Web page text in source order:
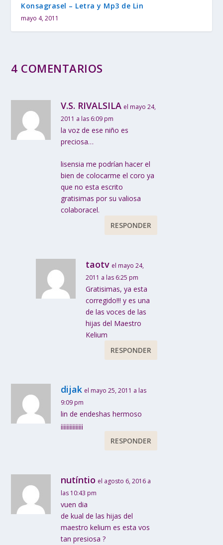
Konsagrasel – Letra y Mp3 de Lin
mayo 4, 2011
4 COMENTARIOS
V.S. RIVALSILA el mayo 24,
2011 a las 6:09 pm
la voz de ese niño es
preciosa…
lisensia me podrían hacer el
bien de colocarme el coro ya
que no esta escrito
gratisimas por su valiosa
colaboracel.
RESPONDER
taotv el mayo 24,
2011 a las 6:25 pm
Gratisimas, ya esta
corregido!!! y es una
de las voces de las
hijas del Maestro
Kelium
RESPONDER
dijak el mayo 25, 2011 a las
9:09 pm
lin de endeshas hermoso
¡¡¡¡¡¡¡¡¡¡¡¡¡¡¡
RESPONDER
nutíntio el agosto 6, 2016 a
las 10:43 pm
vuen dia
de kual de las hijas del
maestro kelium es esta vos
tan presiosa ?